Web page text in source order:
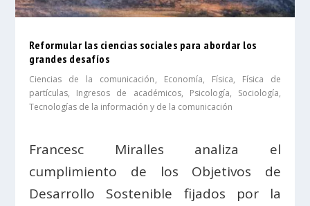
Reformular las ciencias sociales para abordar los
grandes desafíos
Ciencias de la comunicación, Economía, Física, Física de
partículas, Ingresos de académicos, Psicología, Sociología,
Tecnologías de la información y de la comunicación
Francesc Miralles analiza el
cumplimiento de los Objetivos de
Desarrollo Sostenible fijados por la